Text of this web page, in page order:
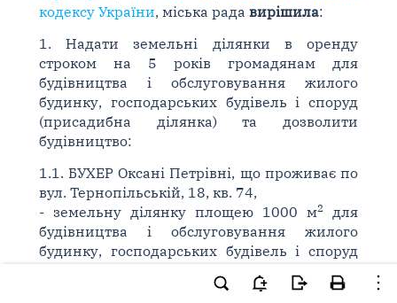
кодексу України, міська рада вирішила:
1. Надати земельні ділянки в оренду
строком на 5 років громадянам для
будівництва і обслуговування жилого
будинку, господарських будівель і споруд
(присадибна ділянка) та дозволити
будівництво:
1.1. БУХЕР Оксані Петрівні, що проживає по
вул. Тернопільській, 18, кв. 74,
- земельну ділянку площею 1000 м2
для
будівництва і обслуговування жилого
будинку, господарських будівель і споруд
(присадибна ділянка) по пров.
Молодіжному, 62 - землі житлової та